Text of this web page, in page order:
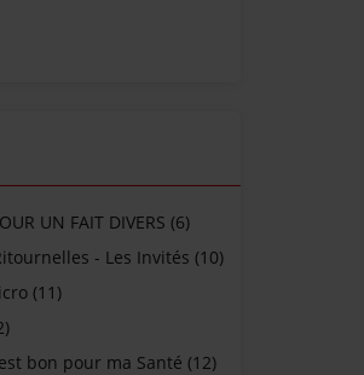
UN FAIT DIVERS (6)
- Les Invités (10)
(11)
bon pour ma Santé (12)